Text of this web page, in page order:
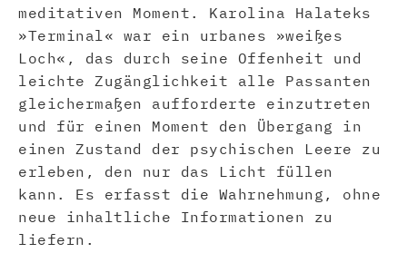
meditativen Moment. Karolina Halateks
»Terminal« war ein urbanes »weißes
Loch«, das durch seine Offenheit und
leichte Zugänglichkeit alle Passanten
gleichermaßen aufforderte einzutreten
und für einen Moment den Übergang in
einen Zustand der psychischen Leere zu
erleben, den nur das Licht füllen
kann. Es erfasst die Wahrnehmung, ohne
neue inhaltliche Informationen zu
liefern.